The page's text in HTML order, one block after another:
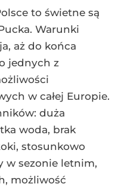
to świetne są
Warunki
aż do końca
jednych z
w całej Europie.
duża
woda, brak
stosunkowo
w sezonie letnim,
możliwość